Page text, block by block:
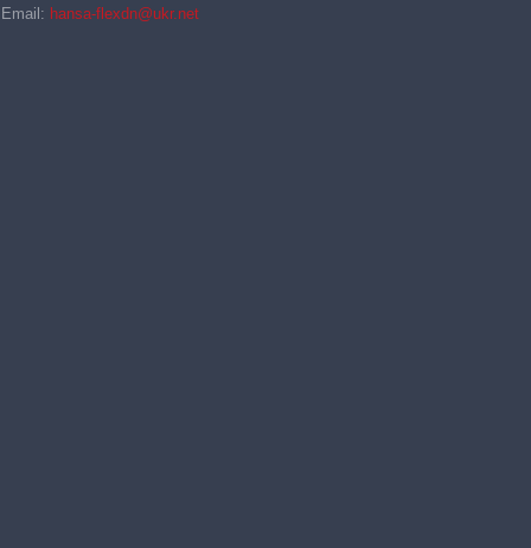
Email: hansa-flexdn@ukr.net